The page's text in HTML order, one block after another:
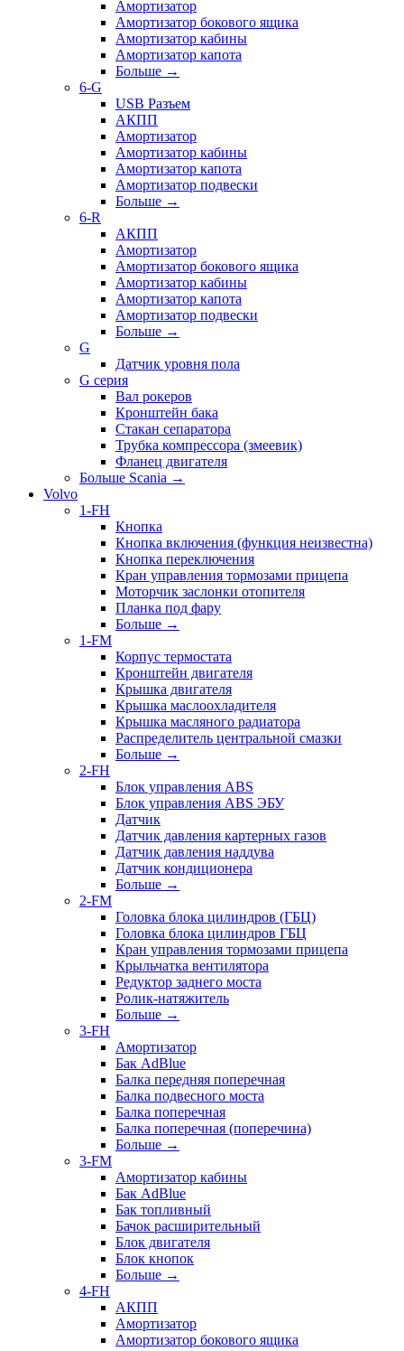
Амортизатор
Амортизатор бокового ящика
Амортизатор кабины
Амортизатор капота
Больше →
6-G
USB Разъем
АКПП
Амортизатор
Амортизатор кабины
Амортизатор капота
Амортизатор подвески
Больше →
6-R
АКПП
Амортизатор
Амортизатор бокового ящика
Амортизатор кабины
Амортизатор капота
Амортизатор подвески
Больше →
G
Датчик уровня пола
G серия
Вал рокеров
Кронштейн бака
Стакан сепаратора
Трубка компрессора (змеевик)
Фланец двигателя
Больше Scania →
Volvo
1-FH
Кнопка
Кнопка включения (функция неизвестна)
Кнопка переключения
Кран управления тормозами прицепа
Моторчик заслонки отопителя
Планка под фару
Больше →
1-FM
Корпус термостата
Кронштейн двигателя
Крышка двигателя
Крышка маслоохладителя
Крышка масляного радиатора
Распределитель центральной смазки
Больше →
2-FH
Блок управления ABS
Блок управления ABS ЭБУ
Датчик
Датчик давления картерных газов
Датчик давления наддува
Датчик кондиционера
Больше →
2-FM
Головка блока цилиндров (ГБЦ)
Головка блока цилиндров ГБЦ
Кран управления тормозами прицепа
Крыльчатка вентилятора
Редуктор заднего моста
Ролик-натяжитель
Больше →
3-FH
Амортизатор
Бак AdBlue
Балка передняя поперечная
Балка подвесного моста
Балка поперечная
Балка поперечная (поперечина)
Больше →
3-FM
Амортизатор кабины
Бак AdBlue
Бак топливный
Бачок расширительный
Блок двигателя
Блок кнопок
Больше →
4-FH
АКПП
Амортизатор
Амортизатор бокового ящика